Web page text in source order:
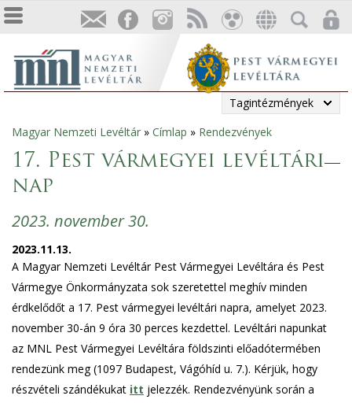
Tagintézmények
Jelenlegi
hely
Magyar Nemzeti Levéltár » Címlap » Rendezvények
17. Pest vármegyei levéltári
nap
2023. november 30.
2023.11.13.
A Magyar Nemzeti Levéltár Pest Vármegyei Levéltára és Pest
Vármegye Önkormányzata sok szeretettel meghív minden
érdkelődőt a 17. Pest vármegyei levéltári napra, amelyet 2023.
november 30-án 9 óra 30 perces kezdettel. Levéltári napunkat
az MNL Pest Vármegyei Levéltára földszinti előadótermében
rendezünk meg (1097 Budapest, Vágóhíd u. 7.). Kérjük, hogy
részvételi szándékukat itt jelezzék. Rendezvényünk során a